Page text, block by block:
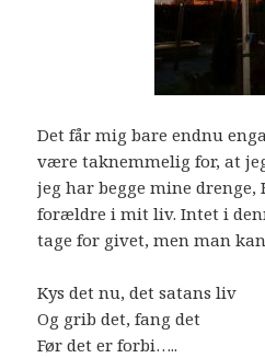
Det får mig bare endnu
være taknemmelig for, at
jeg har begge mine drenge,
forældre i mit liv. Intet i
tage for givet, men man
Kys det nu, det satans liv
Og grib det, fang det
Før det er forbi…..